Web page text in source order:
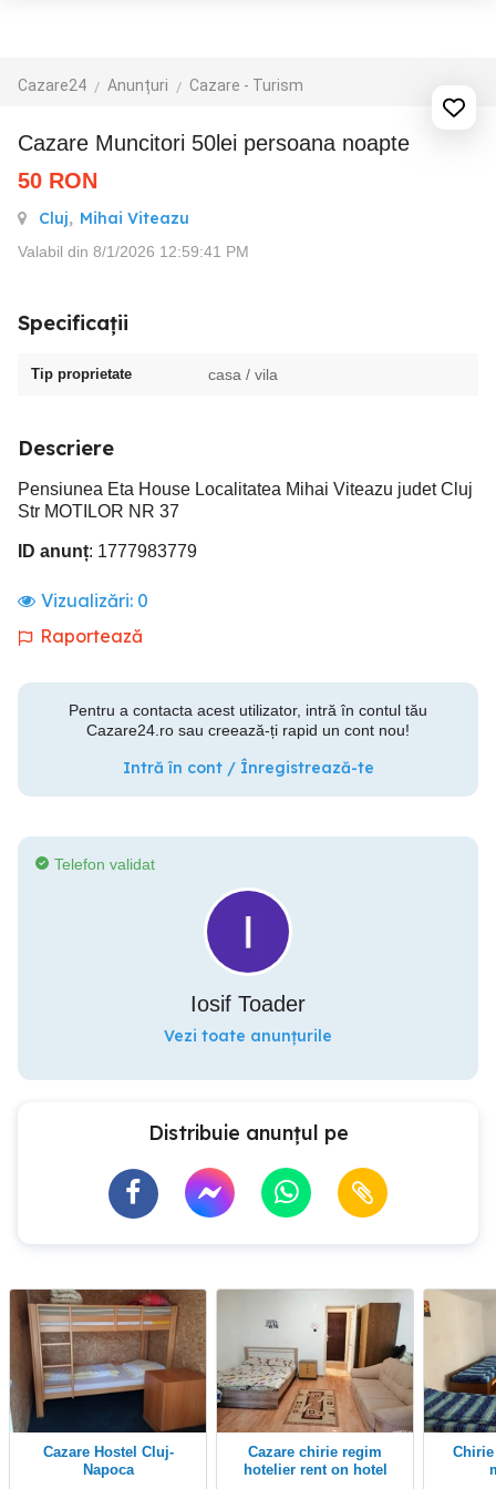
Cazare24 Anunțuri Cazare - Turism
Cazare Muncitori 50lei persoana noapte
50 RON
Cluj, Mihai Viteazu
Valabil din 8/1/2026 12:59:41 PM
Specificații
Tip proprietate casa / vila
Descriere
Pensiunea Eta House Localitatea Mihai Viteazu judet Cluj
Str MOTILOR NR 37
ID anunț: 1777983779
Vizualizări: 0
Raportează
Pentru a contacta acest utilizator, intră în contul tău
Cazare24.ro sau creează-ți rapid un cont nou!
Intră în cont / Înregistrează-te
Telefon validat
Iosif Toader
Vezi toate anunțurile
Distribuie anunțul pe
Cazare Hostel Cluj-
Napoca
Cazare chirie regim
hotelier rent on hotel
Chirie pentru echipe